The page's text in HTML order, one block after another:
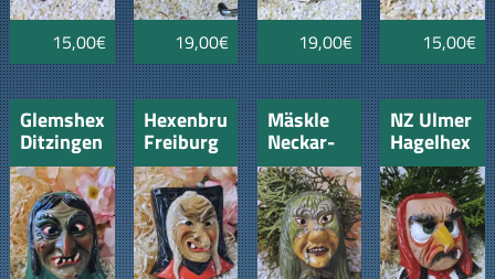
15,00€ 19,00€ 19,00€ 15,00€
Glemshexe
Ditzingen
Hexenbrut
Freiburg
Mäskle
Neckar-
Zottel
Rottenburg
NZ Ulmer
Hagelhex
e.V.